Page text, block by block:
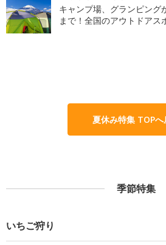
キャンプ場、グランピング
まで！全国のアウトドアス
夏休み特集 TOPへ
季節特集
いちご狩り